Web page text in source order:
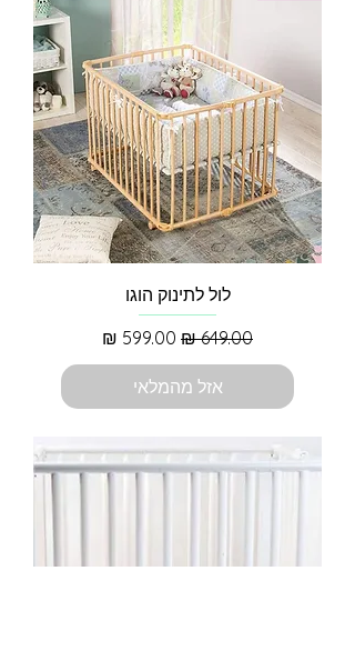
לול לתינוק הוגו
מחיר רגיל מחיר מבצע
אזל מהמלאי